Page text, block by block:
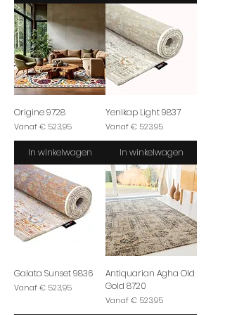
Origine 9728
Vanaf€ 523,95
Verkoopprijs
In winkelwagen
Yenikap Light 9837
Vanaf€ 523,95
Verkoopprijs
In winkelwagen
Galata Sunset 9836
Vanaf€ 523,95
Verkoopprijs
Antiquarian Agha Old
Gold 8720
Vanaf€ 523,95
Verkoopprijs